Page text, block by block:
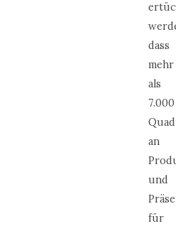
dass
mehr
als
7.000
an
und
für